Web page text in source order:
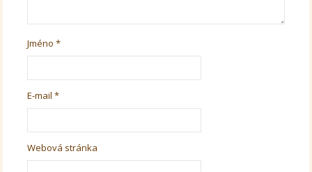
Jméno*
E-mail*
Webová stránka